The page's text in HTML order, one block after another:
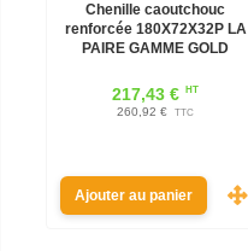
Chenille caoutchouc
renforcée 180X72X32P LA
PAIRE GAMME GOLD
217,43 € HT
260,92 € TTC
Ajouter au panier